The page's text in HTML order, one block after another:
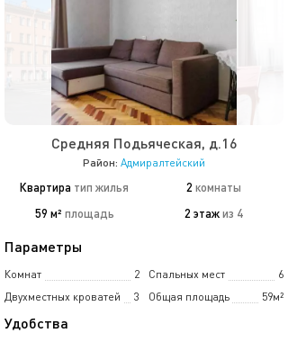
Средняя Подьяческая, д.16
Район: Адмиралтейский
Квартира тип жилья 2 комнаты
59 м² площадь 2 этажиз 4
Параметры
Комнат 2 Спальных мест
6
Двухместных кроватей
3 Общая площадь 59м²
Удобства